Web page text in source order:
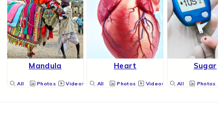
Mandula
All Photos Videos
Heart
All Photos Videos
Sugar
All Photos